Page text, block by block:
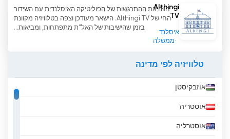
Althingi
TV
איסלנד
ממשלה
חווה את ההתרגשות של הפוליטיקה האיסלנדית עם השידור
החי של Althingi TV. הישאר מעודכן וצפה בטלוויזיה מקוונת
בזמן שהישיבות של האל"ת מתפתחות, ומביאות...
טלוויזיה לפי מדינה
אוזבקיסטן
אוסטריה
אוסטרליה